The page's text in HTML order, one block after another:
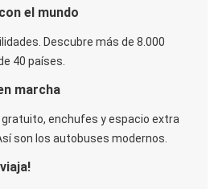
el mundo
Descubre más de 8.000
40 países.
marcha
gratuito, enchufes y espacio extra
son los autobuses modernos.